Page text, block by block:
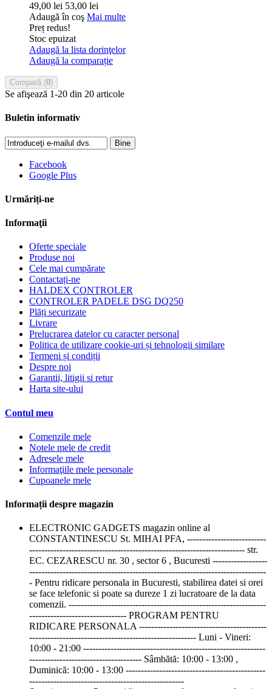
49,00 lei 53,00 lei
Adaugă în coş Mai multe
Preț redus!
Stoc epuizat
Adaugă la lista dorinţelor
Adaugă la comparație
Compară (0)
Se afişează 1-20 din 20 articole
Buletin informativ
Bine
Facebook
Google Plus
Urmăriți-ne
Informaţii
Oferte speciale
Produse noi
Cele mai cumpărate
Contactați-ne
HALDEX CONTROLER
CONTROLER PADELE DSG DQ250
Plăți securizate
Livrare
Prelucrarea datelor cu caracter personal
Politica de utilizare cookie-uri și tehnologii similare
Termeni și condiții
Despre noi
Garantii, litigii si retur
Harta site-ului
Contul meu
Comenzile mele
Notele mele de credit
Adresele mele
Informaţiile mele personale
Cupoanele mele
Informații despre magazin
ELECTRONIC GADGETS magazin online al
CONSTANTINESCU St. MIHAI PFA, --------------------------
----------------------------------------------------------------------- str.
EC. CEZARESCU nr. 30 , sector 6 , Bucuresti ------------------
------------------------------------------------------------------------------
- Pentru ridicare personala in Bucuresti, stabilirea datei si orei
se face telefonic si poate sa dureze 1 zi lucratoare de la data
comenzii. -----------------------------------------------------------------
-------------------------------- PROGRAM PENTRU
RIDICARE PERSONALA ------------------------------------------
------------------------------------------------------- Luni - Vineri:
10:00 - 21:00 ------------------------------------------------------------
------------------------------------- Sâmbătă: 10:00 - 13:00 ,
Duminică: 10:00 - 13:00 ----------------------------------------------
---------------------------------------------------